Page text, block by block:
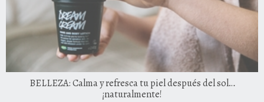
BELLEZA: Calma y refresca tu piel después del sol…
¡naturalmente!